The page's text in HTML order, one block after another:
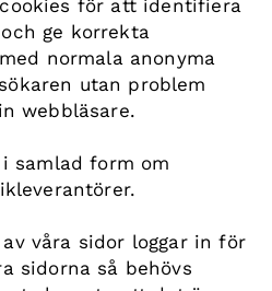
för att identifiera
ge korrekta
normala anonyma
utan problem
webbläsare.
samlad form om
våra sidor loggar in för
sidorna så behövs